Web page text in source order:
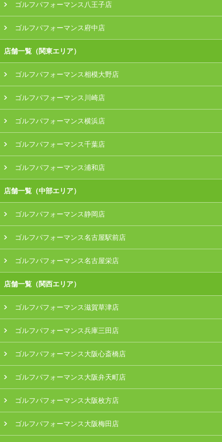
ゴルフパフォーマンス八王子店
ゴルフパフォーマンス府中店
店舗一覧（関東エリア）
ゴルフパフォーマンス相模大野店
ゴルフパフォーマンス川崎店
ゴルフパフォーマンス横浜店
ゴルフパフォーマンス千葉店
ゴルフパフォーマンス浦和店
店舗一覧（中部エリア）
ゴルフパフォーマンス静岡店
ゴルフパフォーマンス名古屋駅前店
ゴルフパフォーマンス名古屋栄店
店舗一覧（関西エリア）
ゴルフパフォーマンス滋賀草津店
ゴルフパフォーマンス兵庫三田店
ゴルフパフォーマンス大阪心斎橋店
ゴルフパフォーマンス大阪弁天町店
ゴルフパフォーマンス大阪枚方店
ゴルフパフォーマンス大阪梅田店